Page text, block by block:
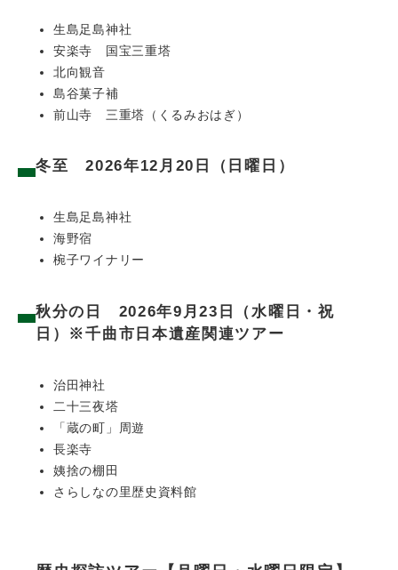
生島足島神社
安楽寺 国宝三重塔
北向観音
島谷菓子補
前山寺 三重塔（くるみおはぎ）
冬至 2026年12月20日（日曜日）
生島足島神社
海野宿
椀子ワイナリー
秋分の日 2026年9月23日（水曜日・祝
日）※千曲市日本遺産関連ツアー
治田神社
二十三夜塔
「蔵の町」周遊
長楽寺
姨捨の棚田
さらしなの里歴史資料館